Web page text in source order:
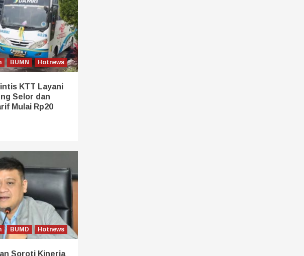
BUMN Hotnews
KTT Layani
Selor dan
Mulai Rp20
BUMD Hotnews
Soroti Kinerja